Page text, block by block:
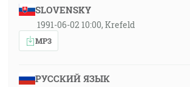
SLOVENSKY
1991-06-02 10:00, Krefeld
MP3
РУССКИЙ ЯЗЫК